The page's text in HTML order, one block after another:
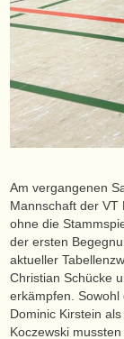
Am vergangenen
Mannschaft der VT
ohne die
der ersten
aktueller
Christian Schücke
erkämpfen. Sowohl
Dominic Kirstein
Koczewski